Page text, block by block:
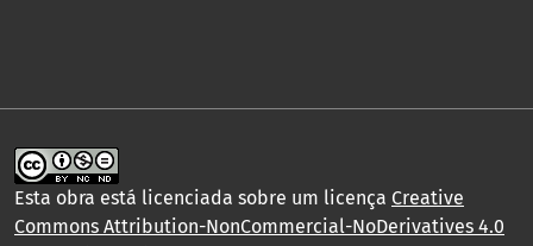
Esta obra está licenciada sobre um licença Creative
Commons Attribution-NonCommercial-NoDerivatives 4.0